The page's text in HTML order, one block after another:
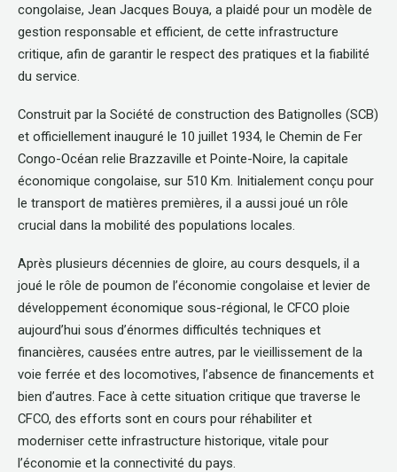
congolaise, Jean Jacques Bouya, a plaidé pour un modèle de
gestion responsable et efficient, de cette infrastructure
critique, afin de garantir le respect des pratiques et la fiabilité
du service.
Construit par la Société de construction des Batignolles (SCB)
et officiellement inauguré le 10 juillet 1934, le Chemin de Fer
Congo-Océan relie Brazzaville et Pointe-Noire, la capitale
économique congolaise, sur 510 Km. Initialement conçu pour
le transport de matières premières, il a aussi joué un rôle
crucial dans la mobilité des populations locales.
Après plusieurs décennies de gloire, au cours desquels, il a
joué le rôle de poumon de l’économie congolaise et levier de
développement économique sous-régional, le CFCO ploie
aujourd’hui sous d’énormes difficultés techniques et
financières, causées entre autres, par le vieillissement de la
voie ferrée et des locomotives, l’absence de financements et
bien d’autres. Face à cette situation critique que traverse le
CFCO, des efforts sont en cours pour réhabiliter et
moderniser cette infrastructure historique, vitale pour
l’économie et la connectivité du pays.